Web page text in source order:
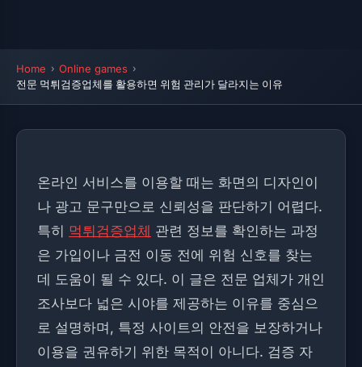
Home
Online games
전문 먹튀검증업체를 활용하면 위험 관리가 달라지는 이유
온라인 서비스를 이용할 때는 화면의 디자인이
나 광고 문구만으로 신뢰성을 판단하기 어렵다.
특히 먹튀검증업체 관련 정보를 확인하는 과정
은 가입이나 금전 이동 전에 위험 신호를 찾는
데 도움이 될 수 있다. 이 글은 전문 업체가 개인
조사보다 넓은 시야를 제공하는 이유를 중심으
로 설명하며, 특정 사이트의 안전을 보장하거나
이용을 권유하기 위한 목적이 아니다. 검증 자